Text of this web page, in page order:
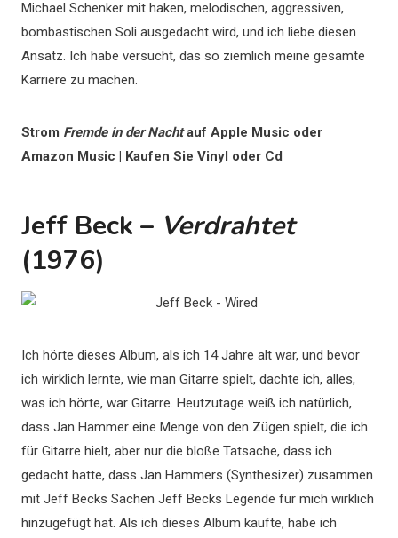
Michael Schenker mit haken, melodischen, aggressiven,
bombastischen Soli ausgedacht wird, und ich liebe diesen
Ansatz. Ich habe versucht, das so ziemlich meine gesamte
Karriere zu machen.
Strom Fremde in der Nachtauf Apple Music oder
Amazon Music | Kaufen Sie Vinyl oder Cd
Jeff Beck – Verdrahtet
(1976)
Ich hörte dieses Album, als ich 14 Jahre alt war, und bevor
ich wirklich lernte, wie man Gitarre spielt, dachte ich, alles,
was ich hörte, war Gitarre. Heutzutage weiß ich natürlich,
dass Jan Hammer eine Menge von den Zügen spielt, die ich
für Gitarre hielt, aber nur die bloße Tatsache, dass ich
gedacht hatte, dass Jan Hammers (Synthesizer) zusammen
mit Jeff Becks Sachen Jeff Becks Legende für mich wirklich
hinzugefügt hat. Als ich dieses Album kaufte, habe ich